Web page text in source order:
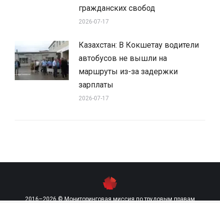
гражданских свобод
2026-07-17
Казахстан: В Кокшетау водители
автобусов не вышли на
маршруты из-за задержки
зарплаты
2026-07-17
2016–2026 © Мониторинговая миссия по трудовым правам